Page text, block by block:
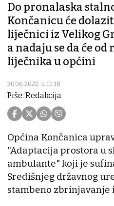
Do pronalaska
Končanicu će
liječnici iz Velikog
a nadaju se da će
liječnika u općini
30.06.2022. u 11:18
Piše: Redakcija
Općina Končanica
"Adaptacija prostora u
ambulante" koji je
Središnjeg državnog
stambeno zbrinjavanje